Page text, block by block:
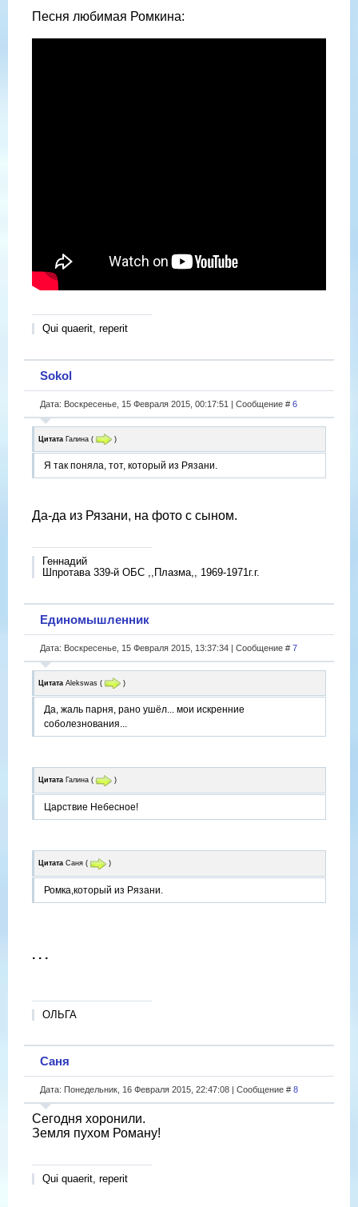
Песня любимая Ромкина:
Qui quaerit, reperit
Sokol
Дата: Воскресенье, 15 Февраля 2015, 00:17:51 | Сообщение # 6
Цитата Галина ( )
Я так поняла, тот, который из Рязани.
Да-да из Рязани, на фото с сыном.
Геннадий
Шпротава 339-й ОБС ,,Плазма,, 1969-1971г.г.
Единомышленник
Дата: Воскресенье, 15 Февраля 2015, 13:37:34 | Сообщение # 7
Цитата Alekswas ( )
Да, жаль парня, рано ушёл... мои искренние
соболезнования...
Цитата Галина ( )
Царствие Небесное!
Цитата Саня ( )
Ромка,который из Рязани.
. . .
ОЛЬГА
Саня
Дата: Понедельник, 16 Февраля 2015, 22:47:08 | Сообщение # 8
Сегодня хоронили.
Земля пухом Роману!
Qui quaerit, reperit